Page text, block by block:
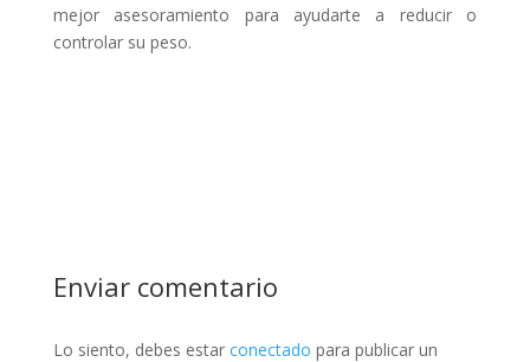
mejor asesoramiento para ayudarte a reducir o
controlar su peso.
Enviar comentario
Lo siento, debes estar conectado para publicar un